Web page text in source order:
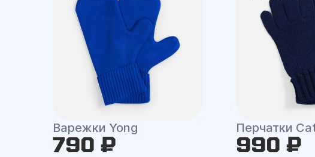
Варежки Yong
790 ₽
Перчатки
990 ₽